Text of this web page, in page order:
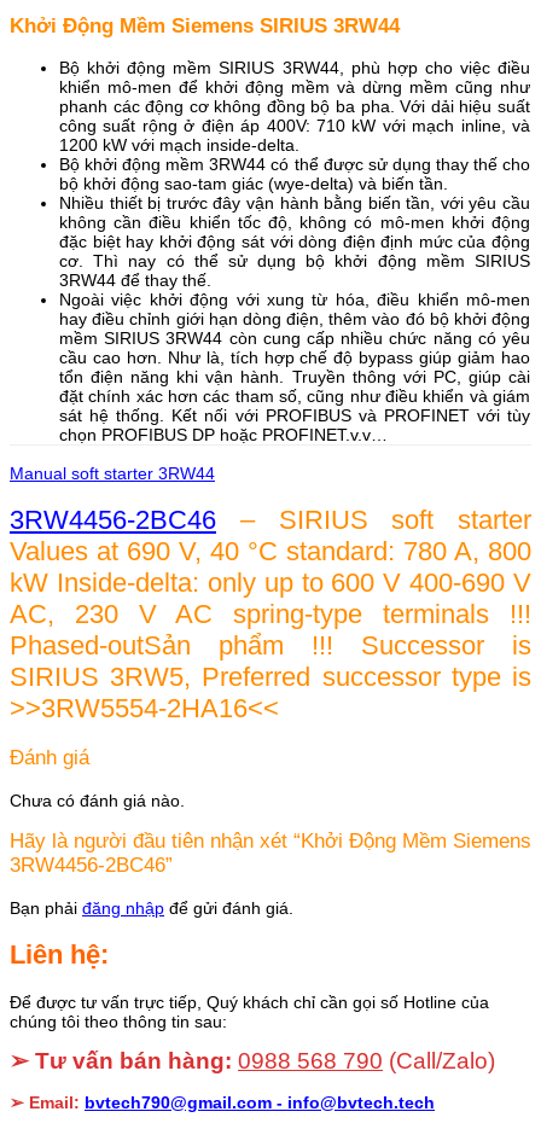
Khởi Động Mềm Siemens SIRIUS 3RW44
Bộ khởi động mềm SIRIUS 3RW44, phù hợp cho việc điều
khiển mô-men để khởi động mềm và dừng mềm cũng như
phanh các động cơ không đồng bộ ba pha. Với dải hiệu suất
công suất rộng ở điện áp 400V: 710 kW với mạch inline, và
1200 kW với mạch inside-delta.
Bộ khởi động mềm 3RW44 có thể được sử dụng thay thế cho
bộ khởi động sao-tam giác (wye-delta) và biến tần.
Nhiều thiết bị trước đây vận hành bằng biến tần, với yêu cầu
không cần điều khiển tốc độ, không có mô-men khởi động
đặc biệt hay khởi động sát với dòng điện định mức của động
cơ. Thì nay có thể sử dụng bộ khởi động mềm SIRIUS
3RW44 để thay thế.
Ngoài việc khởi động với xung từ hóa, điều khiển mô-men
hay điều chỉnh giới hạn dòng điện, thêm vào đó bộ khởi động
mềm SIRIUS 3RW44 còn cung cấp nhiều chức năng có yêu
cầu cao hơn. Như là, tích hợp chế độ bypass giúp giảm hao
tổn điện năng khi vận hành. Truyền thông với PC, giúp cài
đặt chính xác hơn các tham số, cũng như điều khiển và giám
sát hệ thống. Kết nối với PROFIBUS và PROFINET với tùy
chọn PROFIBUS DP hoặc PROFINET.v.v…
Manual soft starter 3RW44
3RW4456-2BC46 – SIRIUS soft starter
Values at 690 V, 40 °C standard: 780 A, 800
kW Inside-delta: only up to 600 V 400-690 V
AC, 230 V AC spring-type terminals !!!
Phased-outSản phẩm !!! Successor is
SIRIUS 3RW5, Preferred successor type is
>>3RW5554-2HA16<<
Đánh giá
Chưa có đánh giá nào.
Hãy là người đầu tiên nhận xét “Khởi Động Mềm Siemens
3RW4456-2BC46”
Bạn phải đăng nhập để gửi đánh giá.
Liên hệ:
Để được tư vấn trực tiếp, Quý khách chỉ cần gọi số Hotline của
chúng tôi theo thông tin sau:
➢ Tư vấn bán hàng: 0988 568 790 (Call/Zalo)
➢ Email: bvtech790@gmail.com - info@bvtech.tech